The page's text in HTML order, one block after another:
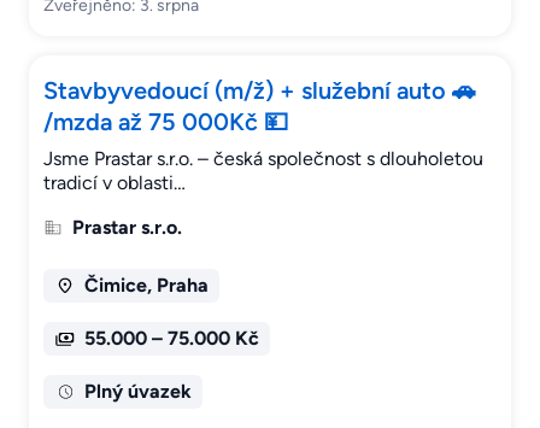
Zveřejněno: 3. srpna
Stavbyvedoucí (m/ž) + služební auto 🚗
/mzda až 75 000Kč 💴
Jsme Prastar s.r.o. – česká společnost s dlouholetou
tradicí v oblasti…
Prastar s.r.o.
Čimice, Praha
55.000 – 75.000 Kč
Plný úvazek